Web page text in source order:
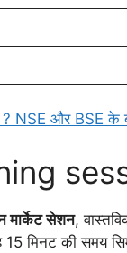
NSE और BSE के
मार्केट सेशन,
मिनट की समय